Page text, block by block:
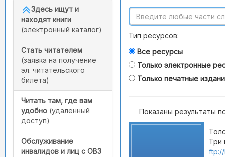
Здесь ищут и
находят книги
(электронный каталог)
Стать читателем
(заявка на получение
эл. читательского
билета)
Читать там, где вам
удобно (удаленный
доступ)
Обслуживание
инвалидов и лиц с ОВЗ
Тип ресурсов:
Все ресурсы
Только электронные
Только печатные
Показаны результаты
Три